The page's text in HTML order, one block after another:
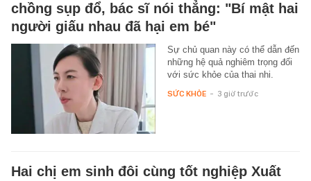
chồng sụp đổ, bác sĩ nói thẳng: "Bí mật hai
người giấu nhau đã hại em bé"
Sự chủ quan này có thể dẫn đến
những hệ quả nghiêm trọng đối
với sức khỏe của thai nhi.
SỨC KHỎE - 3 giờ trước
Hai chị em sinh đôi cùng tốt nghiệp Xuất